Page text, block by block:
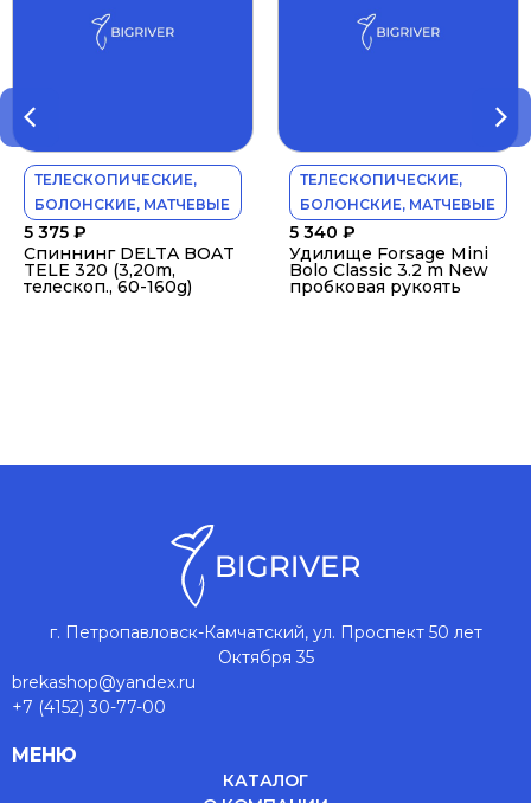
ТЕЛЕСКОПИЧЕСКИЕ,
БОЛОНСКИЕ, МАТЧЕВЫЕ
5 375 ₽
Спиннинг DELTA BOAT
TELE 320 (3,20m,
телескоп., 60-160g)
ТЕЛЕСКОПИЧЕСКИЕ,
БОЛОНСКИЕ, МАТЧЕВЫЕ
5 340 ₽
Удилище Forsage Mini
Bolo Classic 3.2 m New
пробковая рукоять
г. Петропавловск-Камчатский, ул. Проспект 50 лет
Октября 35
brekashop@yandex.ru
+7 (4152) 30-77-00
МЕНЮ
КАТАЛОГ